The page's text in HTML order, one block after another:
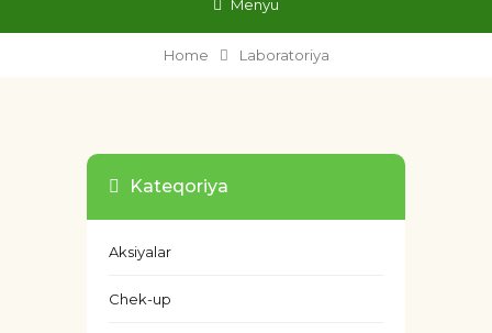
Menyu
Home Laboratoriya
Kateqoriya
Aksiyalar
Chek-up